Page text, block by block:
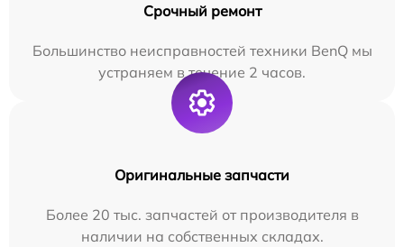
Срочный ремонт
Большинство неисправностей техники BenQ мы
устраняем в течение 2 часов.
Оригинальные запчасти
Более 20 тыс. запчастей от производителя в
наличии на собственных складах.